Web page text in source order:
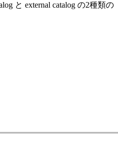
と external catalog の2種類の